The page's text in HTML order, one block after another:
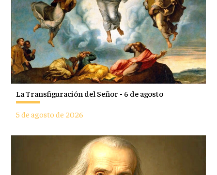
La Transfiguración del Señor - 6 de agosto
5 de agosto de 2026